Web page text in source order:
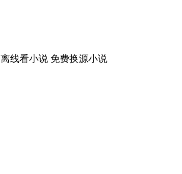
离线看小说 免费换源小说